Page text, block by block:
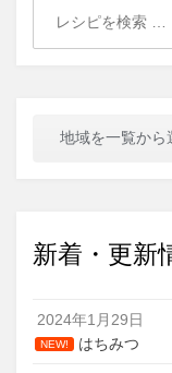
地域を一覧から
新着・更新
2024年1月29日
NEW! はちみつ